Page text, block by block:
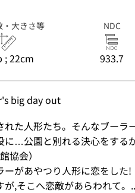
・大きさ等
; 22cm
NDC
933.7
big day out
れた人形たち。そんなブーラ
に…公園と別れる決心をするが
協会）
ーがあやつり人形に恋をした
が,そこへ恋敵があらわれて。